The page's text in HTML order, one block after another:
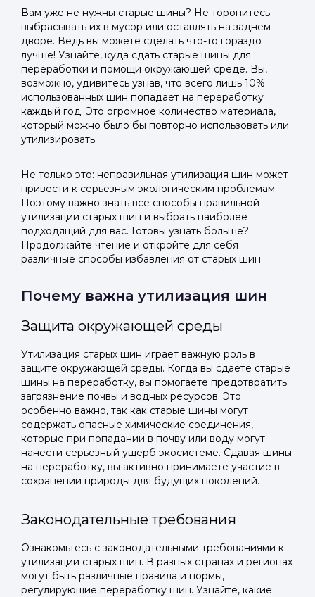
Вам уже не нужны старые шины? Не торопитесь
выбрасывать их в мусор или оставлять на заднем
дворе. Ведь вы можете сделать что-то гораздо
лучше! Узнайте, куда сдать старые шины для
переработки и помощи окружающей среде. Вы,
возможно, удивитесь узнав, что всего лишь 10%
использованных шин попадает на переработку
каждый год. Это огромное количество материала,
который можно было бы повторно использовать или
утилизировать.
Не только это: неправильная утилизация шин может
привести к серьезным экологическим проблемам.
Поэтому важно знать все способы правильной
утилизации старых шин и выбрать наиболее
подходящий для вас. Готовы узнать больше?
Продолжайте чтение и откройте для себя
различные способы избавления от старых шин.
Почему важна утилизация шин
Защита окружающей среды
Утилизация старых шин играет важную роль в
защите окружающей среды. Когда вы сдаете старые
шины на переработку, вы помогаете предотвратить
загрязнение почвы и водных ресурсов. Это
особенно важно, так как старые шины могут
содержать опасные химические соединения,
которые при попадании в почву или воду могут
нанести серьезный ущерб экосистеме. Сдавая шины
на переработку, вы активно принимаете участие в
сохранении природы для будущих поколений.
Законодательные требования
Ознакомьтесь с законодательными требованиями к
утилизации старых шин. В разных странах и регионах
могут быть различные правила и нормы,
регулирующие переработку шин. Узнайте, какие